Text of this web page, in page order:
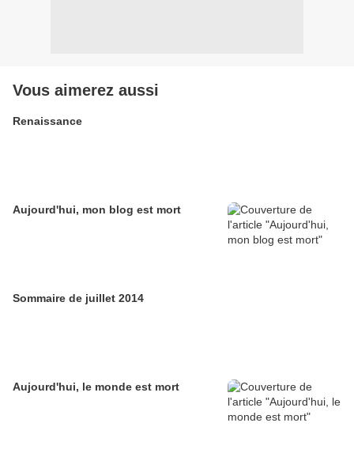
Vous aimerez aussi
Renaissance
Aujourd'hui, mon blog est mort
Sommaire de juillet 2014
Aujourd'hui, le monde est mort